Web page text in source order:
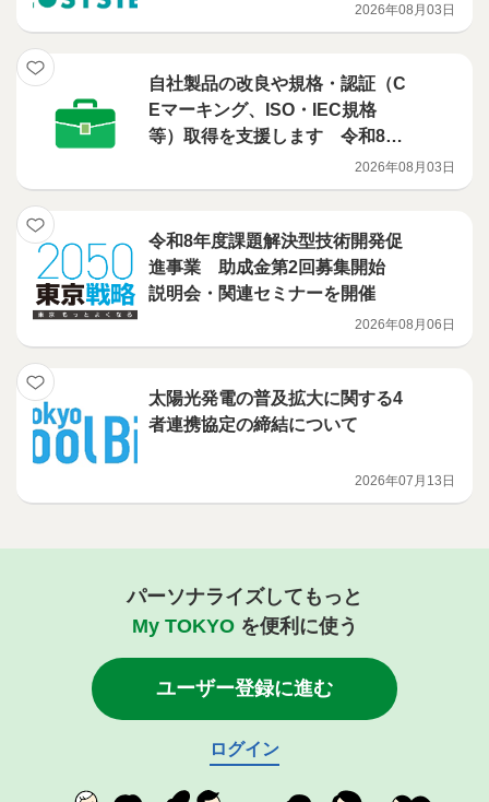
2026年08月03日
自社製品の改良や規格・認証（C
Eマーキング、ISO・IEC規格
等）取得を支援します 令和8年
度 製品改良／規格適合・認証
取得支援事業 募集開始のご案
2026年08月03日
令和8年度課題解決型技術開発促
進事業 助成金第2回募集開始
説明会・関連セミナーを開催
2026年08月06日
太陽光発電の普及拡大に関する4
者連携協定の締結について
2026年07月13日
パーソナライズしてもっと
My TOKYOを便利に使う
ユーザー登録に進む
ログイン